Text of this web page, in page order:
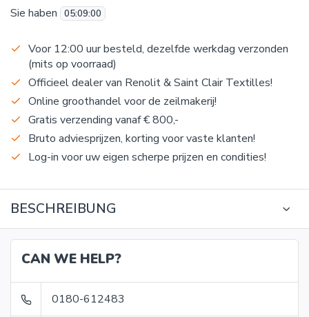
Sie haben 05:08:59
Voor 12:00 uur besteld, dezelfde werkdag verzonden
(mits op voorraad)
Officieel dealer van Renolit & Saint Clair Textilles!
Online groothandel voor de zeilmakerij!
Gratis verzending vanaf € 800,-
Bruto adviesprijzen, korting voor vaste klanten!
Log-in voor uw eigen scherpe prijzen en condities!
BESCHREIBUNG
CAN WE HELP?
0180-612483